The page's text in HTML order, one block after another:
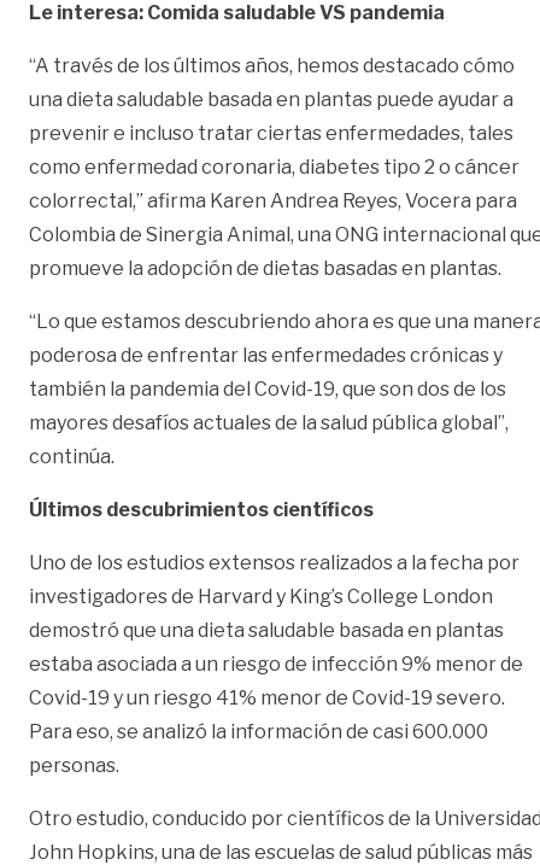
Le interesa: Comida saludable VS pandemia
“A través de los últimos años, hemos destacado cómo
una dieta saludable basada en plantas puede ayudar a
prevenir e incluso tratar ciertasenfermedades, tales
como enfermedad coronaria, diabetes tipo 2 o cáncer
colorrectal,” afirma Karen Andrea Reyes, Vocera para
Colombia de Sinergia Animal, una ONG internacional
promueve la adopción de dietas basadas en plantas.
“Lo que estamos descubriendo ahora es que una
poderosa de enfrentar las enfermedades crónicas y
también la pandemia del Covid-19, que son dos de los
mayores desafíos actuales de la salud pública global”,
continúa.
Últimos descubrimientos científicos
Uno de losestudiosextensos realizados a la fecha por
investigadores de Harvard y King’s College London
demostró que una dieta saludable basada en plantas
estaba asociada a un riesgo de infección 9% menor de
Covid-19 y un riesgo 41% menor de Covid-19 severo.
Para eso, se analizó la información de casi 600.000
personas.
Otro estudio, conducido por científicos de la
John Hopkins, una de las escuelas de salud públicas más